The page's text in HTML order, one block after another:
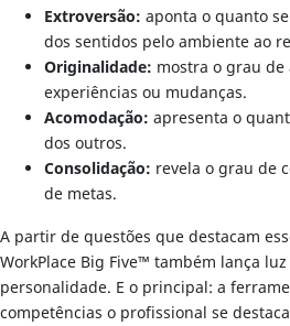
Extroversão: aponta o quanto
dos sentidos pelo ambiente ao
Originalidade: mostra o grau
experiências ou mudanças.
Acomodação: apresenta o
dos outros.
Consolidação: revela o grau de
de metas.
A partir de questões que destacam
WorkPlace Big Five™ também lança
personalidade. E o principal: a
competências o profissional se